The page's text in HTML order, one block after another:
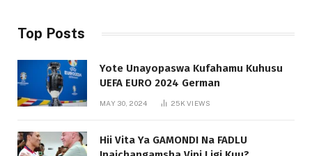
Top Posts
Yote Unayopaswa Kufahamu Kuhusu
UEFA EURO 2024 German
MAY 30, 2024 25KVIEWS
Hii Vita Ya GAMONDI Na FADLU